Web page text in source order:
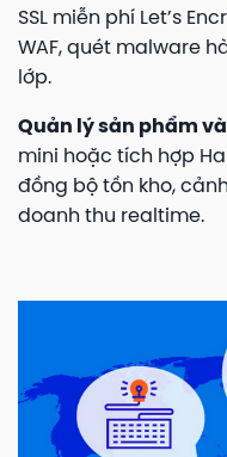
SSL miễn phí Let’s
WAF, quét malware
lớp.
Quản lý sản phẩm
mini hoặc tích hợp
đồng bộ tồn kho,
doanh thu realtime.